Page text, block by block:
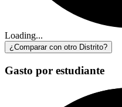
Loading...
¿Comparar con otro Distrito?
Gasto por estudiante